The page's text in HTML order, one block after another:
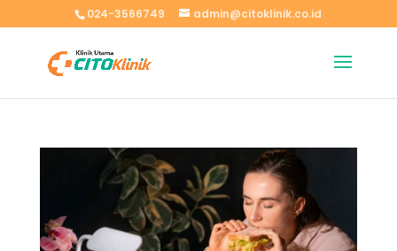
024-3566749 admin@citoklinik.co.id